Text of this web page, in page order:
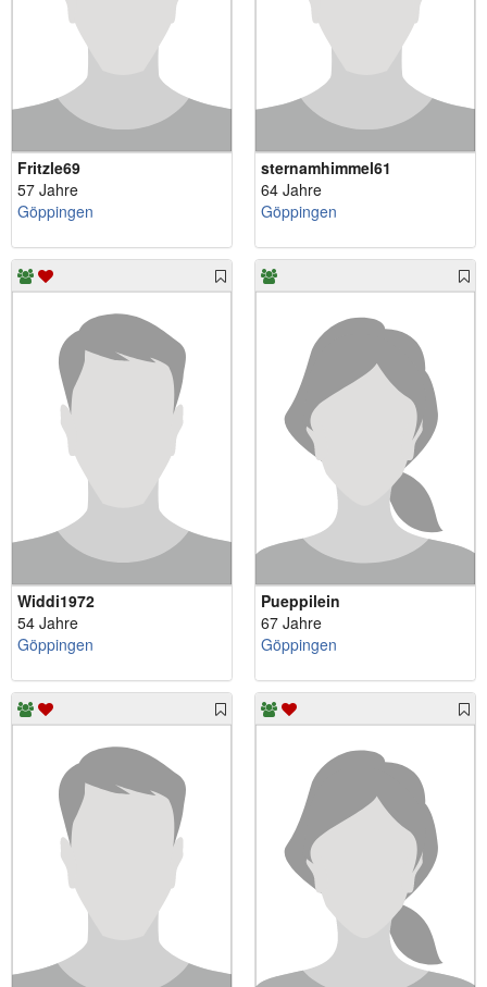
Fritzle69
57 Jahre
Göppingen
sternamhimmel61
64 Jahre
Göppingen
Widdi1972
54 Jahre
Göppingen
Pueppilein
67 Jahre
Göppingen